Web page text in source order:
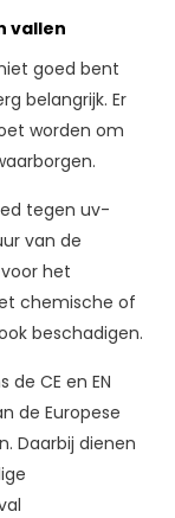
vallen
goed bent
belangrijk. Er
worden om
tegen uv-
van de
het
chemische of
beschadigen.
CE en EN
de Europese
Daarbij dienen